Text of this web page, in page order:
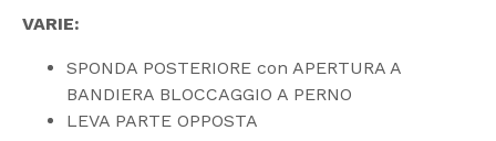
VARIE:
SPONDA POSTERIORE con APERTURA A
BANDIERA BLOCCAGGIO A PERNO
LEVA PARTE OPPOSTA